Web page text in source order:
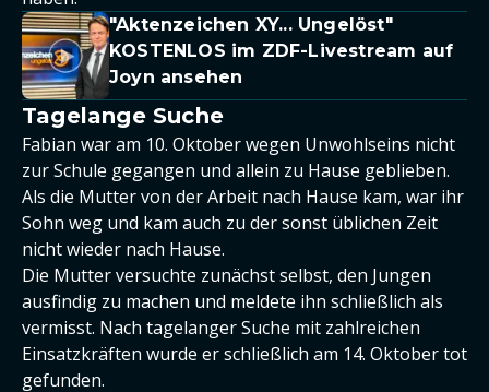
"Aktenzeichen XY... Ungelöst"
KOSTENLOS im ZDF-Livestream auf
Joyn ansehen
Tagelange Suche
Fabian war am 10. Oktober wegen Unwohlseins nicht
zur Schule gegangen und allein zu Hause geblieben.
Als die Mutter von der Arbeit nach Hause kam, war ihr
Sohn weg und kam auch zu der sonst üblichen Zeit
nicht wieder nach Hause.
Die Mutter versuchte zunächst selbst, den Jungen
ausfindig zu machen und meldete ihn schließlich als
vermisst. Nach tagelanger Suche mit zahlreichen
Einsatzkräften wurde er schließlich am 14. Oktober tot
gefunden.